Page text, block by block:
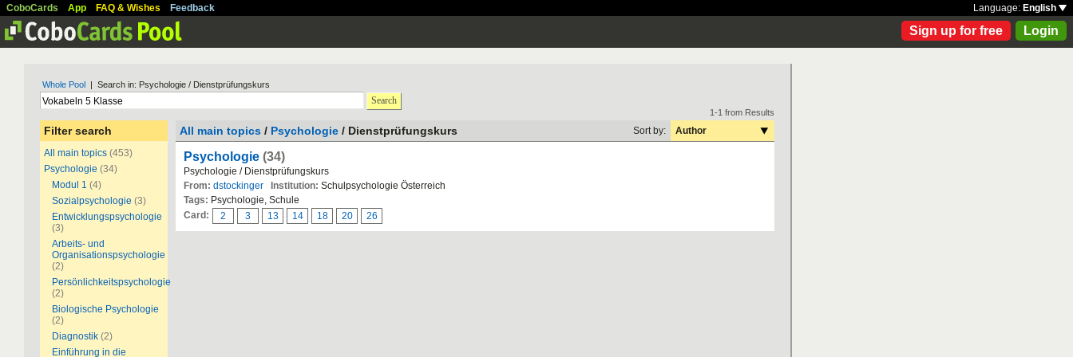
CoboCards App FAQ & Wishes Feedback Language: English
Sign up for free Login
Whole Pool | Search in: Psychologie / Dienstprüfungskurs
Search
Filter search
All main topics (453)
Psychologie (34)
Modul 1 (4)
Sozialpsychologie (3)
Entwicklungspsychologie
(3)
Arbeits- und
Organisationspsychologie
(2)
Persönlichkeitspsychologie
(2)
Biologische Psychologie
(2)
Diagnostik (2)
Einführung in die
1-1 from Results
All main topics / Psychologie / Dienstprüfungskurs Sort by: Author
Psychologie (34)
Psychologie / Dienstprüfungskurs
From: dstockinger Institution: Schulpsychologie Österreich
Tags: Psychologie, Schule
Card:
2 3 13 14 18 20 26